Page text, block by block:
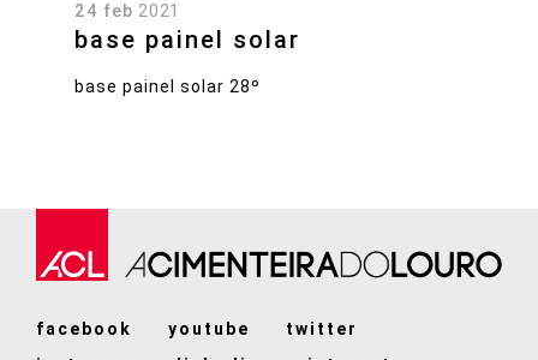
24 feb 2021
base painel solar
base painel solar 28º
facebook youtube
twitter